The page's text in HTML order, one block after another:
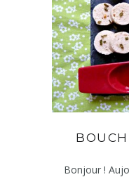
Bonjour !